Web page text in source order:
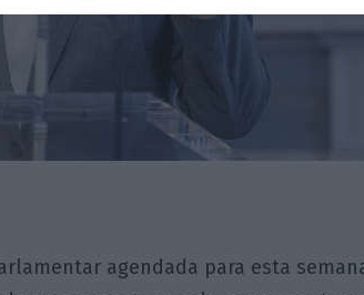
agendada para esta